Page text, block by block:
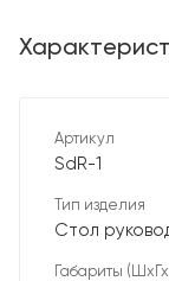
Артикул
SdR-1
Тип изделия
Стол
Габариты